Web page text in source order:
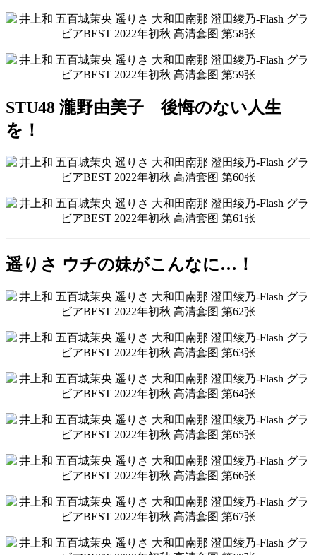
STU48 瀧野由美子 後悔のない人生
を！
遥りさ ウチの妹がこんなに…！